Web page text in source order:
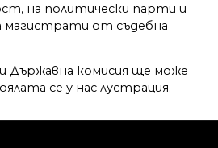
на политически парти и
магистрати от съдебна
Държавна комисия ще може
се у нас лустрация.